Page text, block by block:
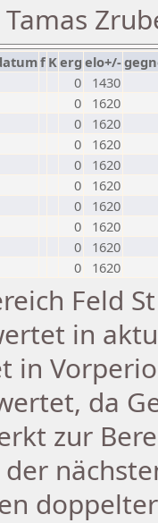
f Kerg elo+/-
0
1430
0
1620
0
1620
0
1620
0
1620
0
1620
0
1620
0
1620
0
1620
0 1620
Feld
in
in
da
zur